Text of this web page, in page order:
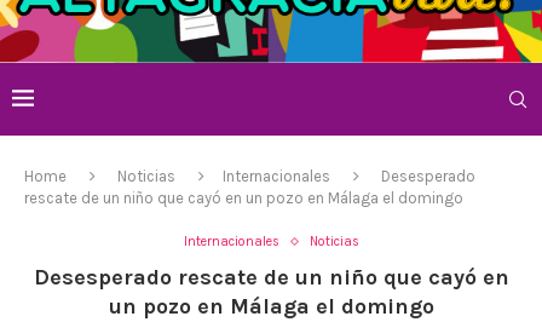
Home Noticias Internacionales
Desesperado
rescate de un niño que cayó en un pozo en Málaga el domingo
Internacionales Noticias
Desesperado rescate de un niño que cayó en
un pozo en Málaga el domingo